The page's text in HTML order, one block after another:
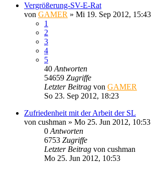
Vergrößerung-SV-E-Rat
von GAMER » Mi 19. Sep 2012, 15:43
1
2
3
4
5
40 Antworten
54659 Zugriffe
Letzter Beitrag von GAMER
So 23. Sep 2012, 18:23
Zufriedenheit mit der Arbeit der SL
von cushman » Mo 25. Jun 2012, 10:53
0 Antworten
6753 Zugriffe
Letzter Beitrag von cushman
Mo 25. Jun 2012, 10:53